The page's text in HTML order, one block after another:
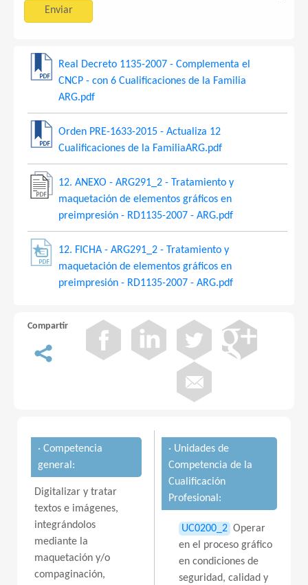
Real Decreto 1135-2007 - Complementa el
CNCP - con 6 Cualificaciones de la Familia
ARG.pdf
Orden PRE-1633-2015 - Actualiza 12
Cualificaciones de la FamiliaARG.pdf
12. ANEXO - ARG291_2 - Tratamiento y
maquetación de elementos gráficos en
preimpresión - RD1135-2007 - ARG.pdf
12. FICHA - ARG291_2 - Tratamiento y
maquetación de elementos gráficos en
preimpresión - RD1135-2007 - ARG.pdf
Compartir
· Competencia
general:
Digitalizar y tratar
textos e imágenes,
integrándolos
mediante la
maquetación y/o
compaginación,
· Unidades de
Competencia de la
Cualificación
Profesional:
UC0200_2 Operar
en el proceso gráfico
en condiciones de
seguridad, calidad y